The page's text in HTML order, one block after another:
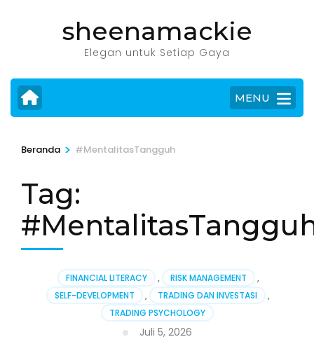
Enter)
sheenamackie
Elegan untuk Setiap Gaya
MENU
Beranda > #MentalitasTangguh
Tag:
FINANCIAL LITERACY , RISK MANAGEMENT
,
SELF-DEVELOPMENT
, TRADING DAN INVESTASI
,
TRADING PSYCHOLOGY
Juli 5, 2026